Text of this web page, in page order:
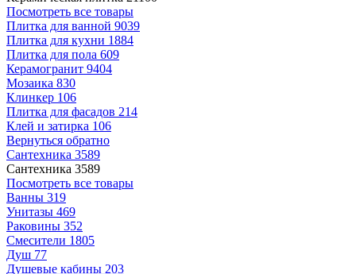
Посмотреть все товары
Плитка для ванной 9039
Плитка для кухни 1884
Плитка для пола 609
Керамогранит 9404
Мозаика 830
Клинкер 106
Плитка для фасадов 214
Клей и затирка 106
Вернуться обратно
Сантехника 3589
Сантехника 3589
Посмотреть все товары
Ванны 319
Унитазы 469
Раковины 352
Смесители 1805
Душ 77
Душевые кабины 203